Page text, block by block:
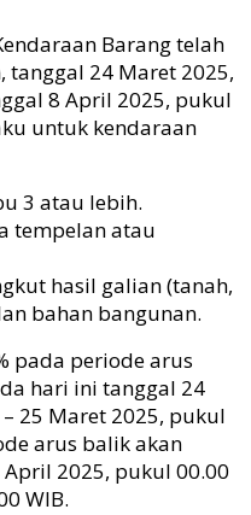
Barang telah
24 Maret 2025,
8 April 2025, pukul
untuk kendaraan
3 atau lebih.
tempelan atau
hasil galian (tanah,
bahan bangunan.
pada periode arus
hari ini tanggal 24
25 Maret 2025, pukul
arus balik akan
2025, pukul 00.00
WIB.